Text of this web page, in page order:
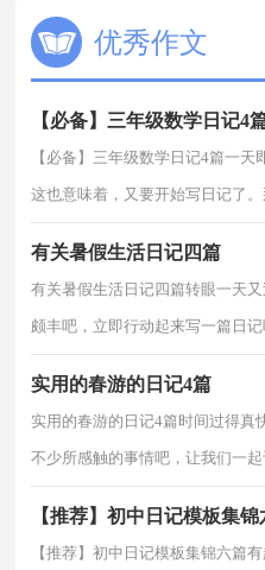
优秀作文
【必备】三年级数学日记4
【必备】三年级数学日记4篇一
这也意味着，又要开始写日记了
有关暑假生活日记四篇
有关暑假生活日记四篇转眼一天
颇丰吧，立即行动起来写一篇日
实用的春游的日记4篇
实用的春游的日记4篇时间过得真
不少所感触的事情吧，让我们一
【推荐】初中日记模板集锦
【推荐】初中日记模板集锦六篇